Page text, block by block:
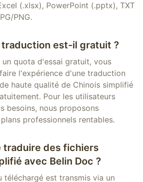
(.xlsx), PowerPoint (.pptx), TXT
PNG.
est-il gratuit ?
quota d'essai gratuit, vous
l'expérience d'une traduction
haute qualité de Chinois simplifié
Pour les utilisateurs
besoins, nous proposons
professionnels rentables.
traduire des fichiers
avec Belin Doc ?
téléchargé est transmis via un